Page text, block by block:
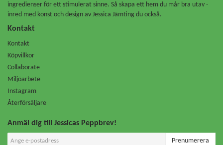
ingredienser för ett stimulerat sinne. Så skapa ett hem du mår bra utav -
inred med konst och design av Jessica Jämting du också.
Kontakt
Kontakt
Köpvillkor
Collaborate
Miljöarbete
Instagram
Återförsäljare
Anmäl dig till Jessicas Peppbrev!
Prenumerera